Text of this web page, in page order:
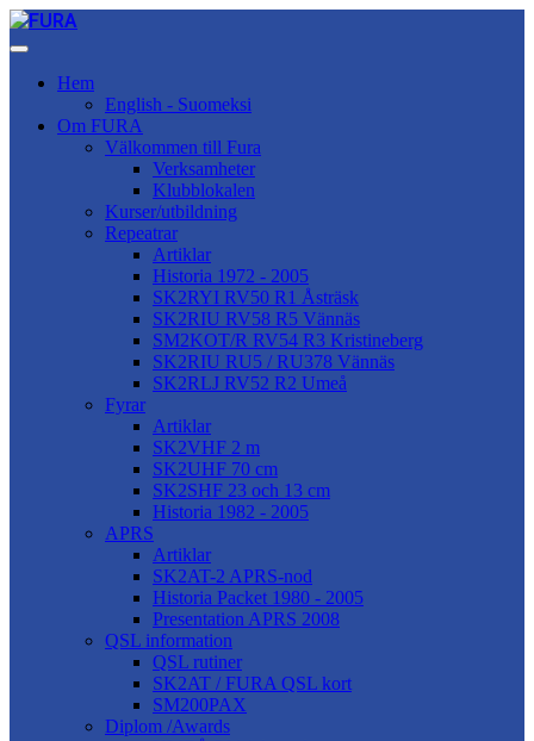
Hem
English - Suomeksi
Om FURA
Välkommen till Fura
Verksamheter
Klubblokalen
Kurser/utbildning
Repeatrar
Artiklar
Historia 1972 - 2005
SK2RYI RV50 R1 Åsträsk
SK2RIU RV58 R5 Vännäs
SM2KOT/R RV54 R3 Kristineberg
SK2RIU RU5 / RU378 Vännäs
SK2RLJ RV52 R2 Umeå
Fyrar
Artiklar
SK2VHF 2 m
SK2UHF 70 cm
SK2SHF 23 och 13 cm
Historia 1982 - 2005
APRS
Artiklar
SK2AT-2 APRS-nod
Historia Packet 1980 - 2005
Presentation APRS 2008
QSL information
QSL rutiner
SK2AT / FURA QSL kort
SM200PAX
Diplom /Awards